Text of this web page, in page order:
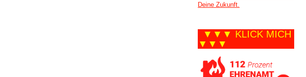
Deine Zukunft.
▼▼▼ KLICK MICH
▼▼▼